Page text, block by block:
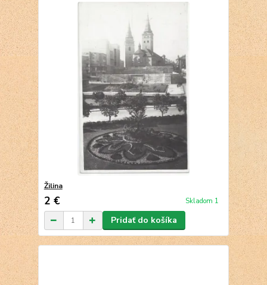
Žilina
2 € Skladom 1
Pridať do košíka